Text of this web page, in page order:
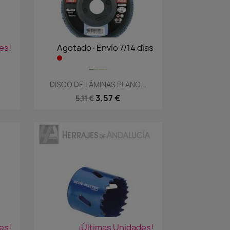
Agotado·Envío 7/14 días
Vista rápida
DISCO DE LÁMINAS PLANO...
5,11 € 3,57 €
¡Últimas Unidades!